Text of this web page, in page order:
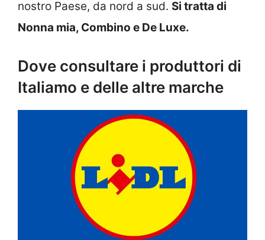
nostro Paese, da nord a sud. Si tratta di
Nonna mia, Combino e De Luxe.
Dove consultare i produttori di
Italiamo e delle altre marche